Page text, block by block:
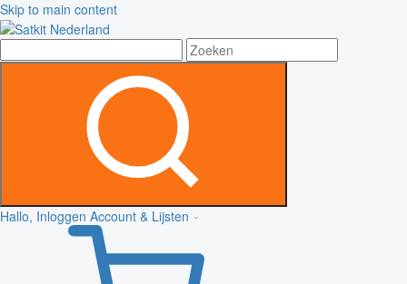
Skip to main content
Hallo, Inloggen Account & Lijsten